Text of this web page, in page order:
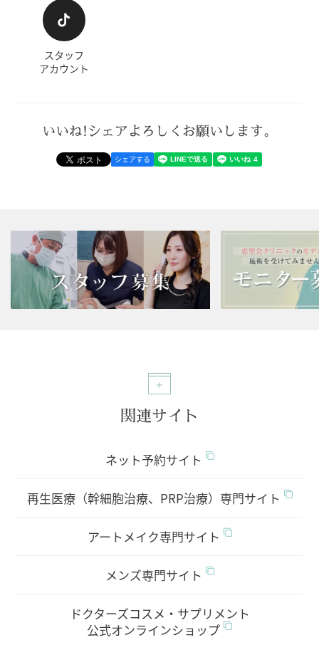
スタッフ
アカウント
いいね!シェアよろしくお願いします。
シェアする
関連サイト
ネット予約サイト
再生医療（幹細胞治療、PRP治療）専門サイト
アートメイク専門サイト
メンズ専門サイト
ドクターズコスメ・サプリメント
公式オンラインショップ